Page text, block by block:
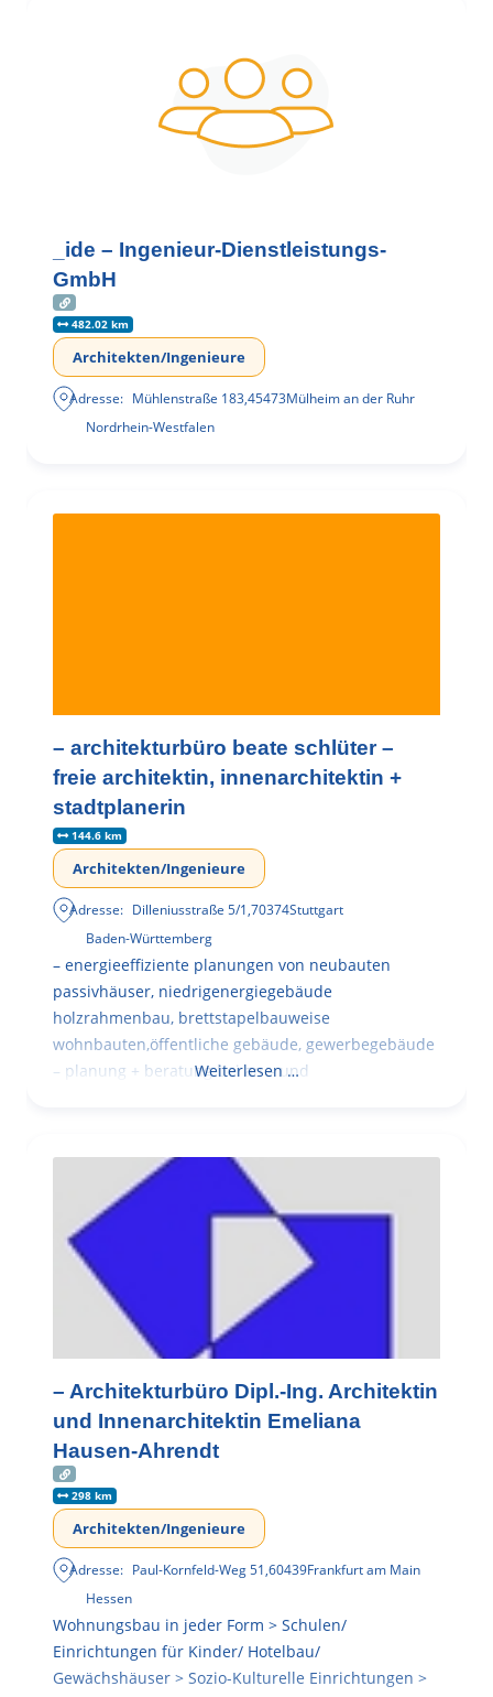
_ide – Ingenieur-Dienstleistungs-
GmbH
482.02 km
Architekten/Ingenieure
Adresse: Mühlenstraße 183,45473Mülheim an der Ruhr
Nordrhein-Westfalen
– architekturbüro beate schlüter –
freie architektin, innenarchitektin +
stadtplanerin
144.6 km
Architekten/Ingenieure
Adresse: Dilleniusstraße 5/1,70374Stuttgart
Baden-Württemberg
– energieeffiziente planungen von neubauten
passivhäuser, niedrigenergiegebäude
holzrahmenbau, brettstapelbauweise
wohnbauten,öffentliche gebäude, gewerbegebäude
– planung + beratung bei an – und
Weiterlesen …
– Architekturbüro Dipl.-Ing. Architektin
und Innenarchitektin Emeliana
Hausen-Ahrendt
298 km
Architekten/Ingenieure
Adresse: Paul-Kornfeld-Weg 51,60439Frankfurt am Main
Hessen
Wohnungsbau in jeder Form > Schulen/
Einrichtungen für Kinder/ Hotelbau/
Gewächshäuser > Sozio-Kulturelle Einrichtungen >